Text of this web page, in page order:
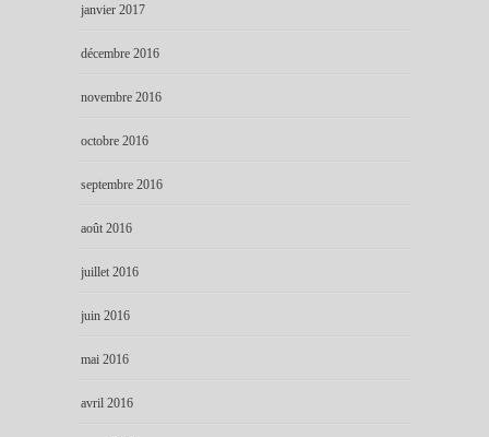
janvier 2017
décembre 2016
novembre 2016
octobre 2016
septembre 2016
août 2016
juillet 2016
juin 2016
mai 2016
avril 2016